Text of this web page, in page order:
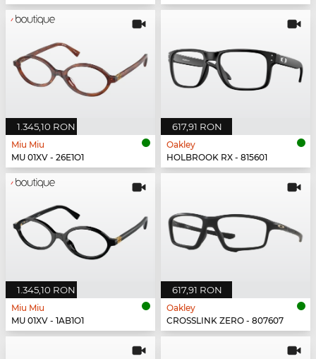
1.345,10 RON
Miu Miu
MU 01XV - 26E1O1
617,91 RON
Oakley
HOLBROOK RX - 815601
1.345,10 RON
Miu Miu
MU 01XV - 1AB1O1
617,91 RON
Oakley
CROSSLINK ZERO - 807607